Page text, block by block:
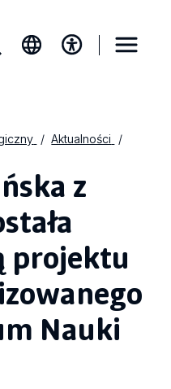
Aktualności
z
projektu
Nauki